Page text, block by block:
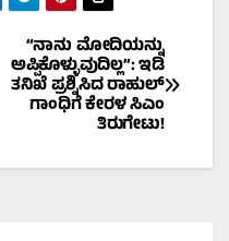
“ನಾನು ಮೋದಿಯನ್ನು
ಅಪ್ಪಿಕೊಳ್ಳುವುದಿಲ್ಲ”: ಇಡಿ
ತನಿಖೆ ಪ್ರಶ್ನಿಸಿದ ರಾಹುಲ್
ಗಾಂಧಿಗೆ ಕೇರಳ ಸಿಎಂ
ತಿರುಗೇಟು!